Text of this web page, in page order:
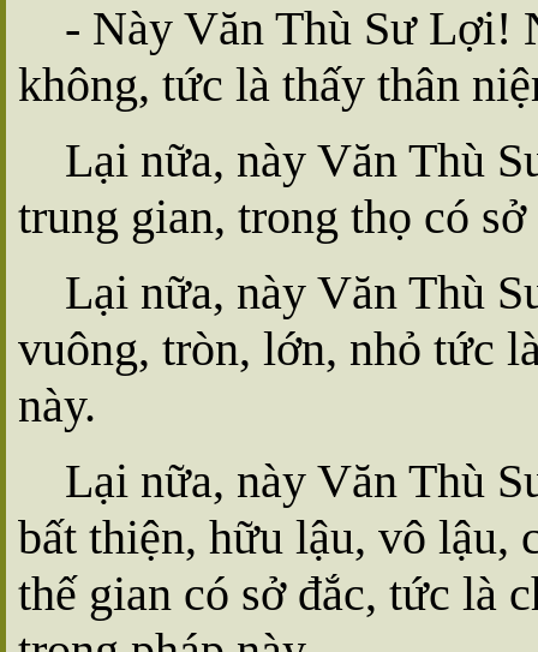
- Này Văn Thù Sư Lợi!
không, tức là thấy thân
Lại nữa, này Văn Thù
trung gian, trong thọ có
Lại nữa, này Văn Thù
vuông, tròn, lớn, nhỏ tức
này.
Lại nữa, này Văn Thù
bất thiện, hữu lậu, vô lậu,
thế gian có sở đắc, tức là